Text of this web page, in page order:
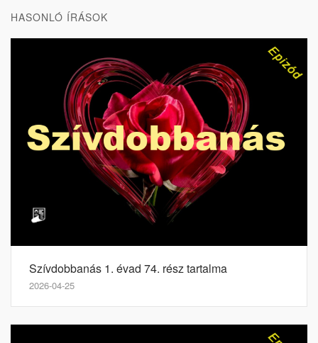
HASONLÓ ÍRÁSOK
Szívdobbanás 1. évad 74. rész tartalma
2026-04-25